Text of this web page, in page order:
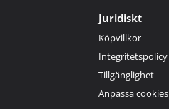
Juridiskt
Köpvillkor
Integritetspolicy
Tillgänglighet
Anpassa cookies